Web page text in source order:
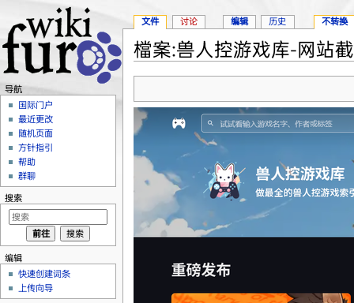
檔案:兽人控游戏库-网站
文件 讨论 编辑 历史 不转换
导航
国际门户
最近更改
随机页面
方针指引
帮助
群聊
搜索
编辑
快速创建词条
上传向导